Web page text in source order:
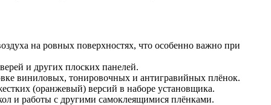
на ровных поверхностях, что особенно важно при
и других плоских панелей.
виниловых, тонировочных и антигравийных плёнок.
(оранжевый) версий в наборе установщика.
и работы с другими самоклеящимися плёнками.